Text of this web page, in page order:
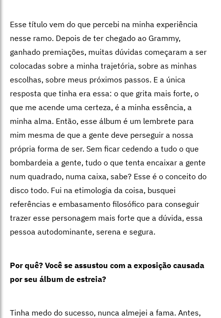
Esse título vem do que percebi na minha experiência
nesse ramo. Depois de ter chegado ao Grammy,
ganhado premiações, muitas dúvidas começaram a ser
colocadas sobre a minha trajetória, sobre as minhas
escolhas, sobre meus próximos passos. E a única
resposta que tinha era essa: o que grita mais forte, o
que me acende uma certeza, é a minha essência, a
minha alma. Então, esse álbum é um lembrete para
mim mesma de que a gente deve perseguir a nossa
própria forma de ser. Sem ficar cedendo a tudo o que
bombardeia a gente, tudo o que tenta encaixar a gente
num quadrado, numa caixa, sabe? Esse é o conceito do
disco todo. Fui na etimologia da coisa, busquei
referências e embasamento filosófico para conseguir
trazer esse personagem mais forte que a dúvida, essa
pessoa autodominante, serena e segura.
Por quê? Você se assustou com a exposição causada
por seu álbum de estreia?
Tinha medo do sucesso, nunca almejei a fama. Antes,